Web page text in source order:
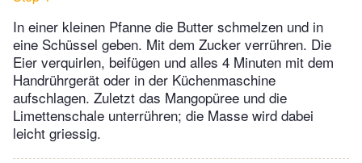
In einer kleinen Pfanne die Butter schmelzen und in
eine Schüssel geben. Mit dem Zucker verrühren. Die
Eier verquirlen, beifügen und alles 4 Minuten mit dem
Handrührgerät oder in der Küchenmaschine
aufschlagen. Zuletzt das Mangopüree und die
Limettenschale unterrühren; die Masse wird dabei
leicht griessig.